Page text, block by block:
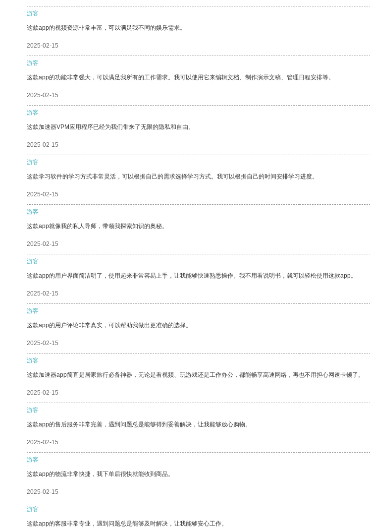
游客
这款app的视频资源非常丰富，可以满足我不同的娱乐需求。
2025-02-15
游客
这款app的功能非常强大，可以满足我所有的工作需求。我可以使用它来编辑文档、制作演示文稿、管理日程安排等。
2025-02-15
游客
这款加速器VPM应用程序已经为我们带来了无限的隐私和自由。
2025-02-15
游客
这款学习软件的学习方式非常灵活，可以根据自己的需求选择学习方式。我可以根据自己的时间安排学习进度。
2025-02-15
游客
这款app就像我的私人导师，带领我探索知识的奥秘。
2025-02-15
游客
这款app的用户界面简洁明了，使用起来非常容易上手，让我能够快速熟悉操作。我不用看说明书，就可以轻松使用这款app。
2025-02-15
游客
这款app的用户评论非常真实，可以帮助我做出更准确的选择。
2025-02-15
游客
这款加速器app简直是居家旅行必备神器，无论是看视频、玩游戏还是工作办公，都能畅享高速网络，再也不用担心网速卡顿了。
2025-02-15
游客
这款app的售后服务非常完善，遇到问题总是能够得到妥善解决，让我能够放心购物。
2025-02-15
游客
这款app的物流非常快捷，我下单后很快就能收到商品。
2025-02-15
游客
这款app的客服非常专业，遇到问题总是能够及时解决，让我能够安心工作。